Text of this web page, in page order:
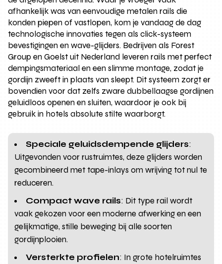
afhankelijk was van eenvoudige metalen rails die
konden piepen of vastlopen, kom je vandaag de dag
technologische innovaties tegen als click-systeem
bevestigingen en wave-glijders. Bedrijven als Forest
Group en Goelst uit Nederland leveren rails met perfect
dempingsmateriaal en een slimme montage, zodat je
gordijn zweeft in plaats van sleept. Dit systeem zorgt er
bovendien voor dat zelfs zware dubbellaagse gordijnen
geluidloos openen en sluiten, waardoor je ook bij
gebruik in hotels absolute stilte waarborgt.
Speciale geluidsdempende glijders:
Uitgevonden voor rustruimtes, deze glijders worden
gecombineerd met tape-inlays om wrijving tot nul te
reduceren.
Compact wave rails: Dit type rail wordt
vaak gekozen voor een moderne afwerking en een
gelijkmatige, stille beweging bij alle soorten
gordijnplooien.
Versterkte profielen: In grote hotelruimtes